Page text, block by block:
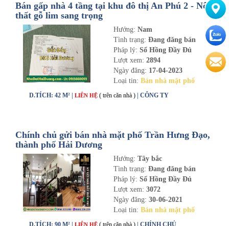
Bán gấp nhà 4 tầng tại khu đô thị An Phú 2 - Nội
thất gỗ lim sang trọng
Hướng: Nam
Tình trạng: Đang đăng bán
Pháp lý: Sổ Hồng Đầy Đủ
Lượt xem: 2894
Ngày đăng: 17-04-2023
Loại tin: Bán nhà mặt phố
D.TÍCH: 42 M² | LIÊN HỆ ( trên căn nhà ) | CÔNG TY
Chính chủ gửi bán nhà mặt phố Trần Hưng Đạo,
thành phố Hải Dương
Hướng: Tây bắc
Tình trạng: Đang đăng bán
Pháp lý: Sổ Hồng Đầy Đủ
Lượt xem: 3072
Ngày đăng: 30-06-2021
Loại tin: Bán nhà mặt phố
D.TÍCH: 90 M² | LIÊN HỆ ( trên căn nhà ) | CHÍNH CHỦ